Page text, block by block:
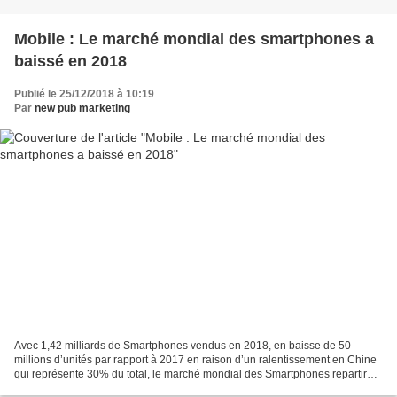
Mobile : Le marché mondial des smartphones a
baissé en 2018
Publié le 25/12/2018 à 10:19
Par new pub marketing
Avec 1,42 milliards de Smartphones vendus en 2018, en baisse de 50
millions d’unités par rapport à 2017 en raison d’un ralentissement en Chine
qui représente 30% du total, le marché mondial des Smartphones repartira